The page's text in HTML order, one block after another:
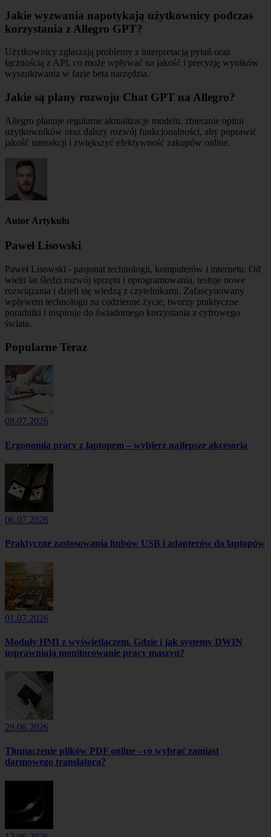
Jakie wyzwania napotykają użytkownicy podczas
korzystania z Allegro GPT?
Użytkownicy zgłaszają problemy z interpretacją pytań oraz
łącznością z API, co może wpływać na jakość i precyzję wyników
wyszukiwania w fazie beta narzędzia.
Jakie są plany rozwoju Chat GPT na Allegro?
Allegro planuje regularne aktualizacje modelu, zbieranie opinii
użytkowników oraz dalszy rozwój funkcjonalności, aby poprawić
jakość interakcji i zwiększyć efektywność zakupów online.
Autor Artykułu
Paweł Lisowski
Paweł Lisowski - pasjonat technologii, komputerów i internetu. Od
wielu lat śledzi rozwój sprzętu i oprogramowania, testuje nowe
rozwiązania i dzieli się wiedzą z czytelnikami. Zafascynowany
wpływem technologii na codzienne życie, tworzy praktyczne
poradniki i inspiruje do świadomego korzystania z cyfrowego
świata.
Popularne Teraz
08.07.2026
Ergonomia pracy z laptopem – wybierz najlepsze akcesoria
06.07.2026
Praktyczne zastosowania hubów USB i adapterów do laptopów
01.07.2026
Moduły HMI z wyświetlaczem. Gdzie i jak systemy DWIN
usprawniają monitorowanie pracy maszyn?
29.06.2026
Tłumaczenie plików PDF online - co wybrać zamiast
darmowego translatora?